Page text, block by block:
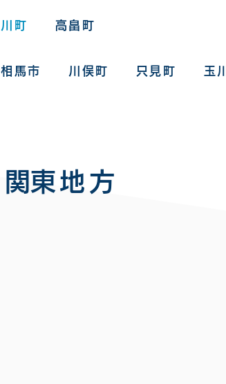
町 高畠町
馬市 川俣町 只見町 玉
​関東地方​